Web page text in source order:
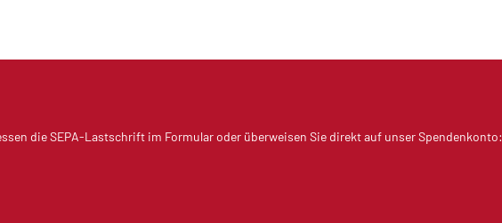
die SEPA-Lastschrift im Formular oder überweisen Sie direkt auf unser Spendenkonto: